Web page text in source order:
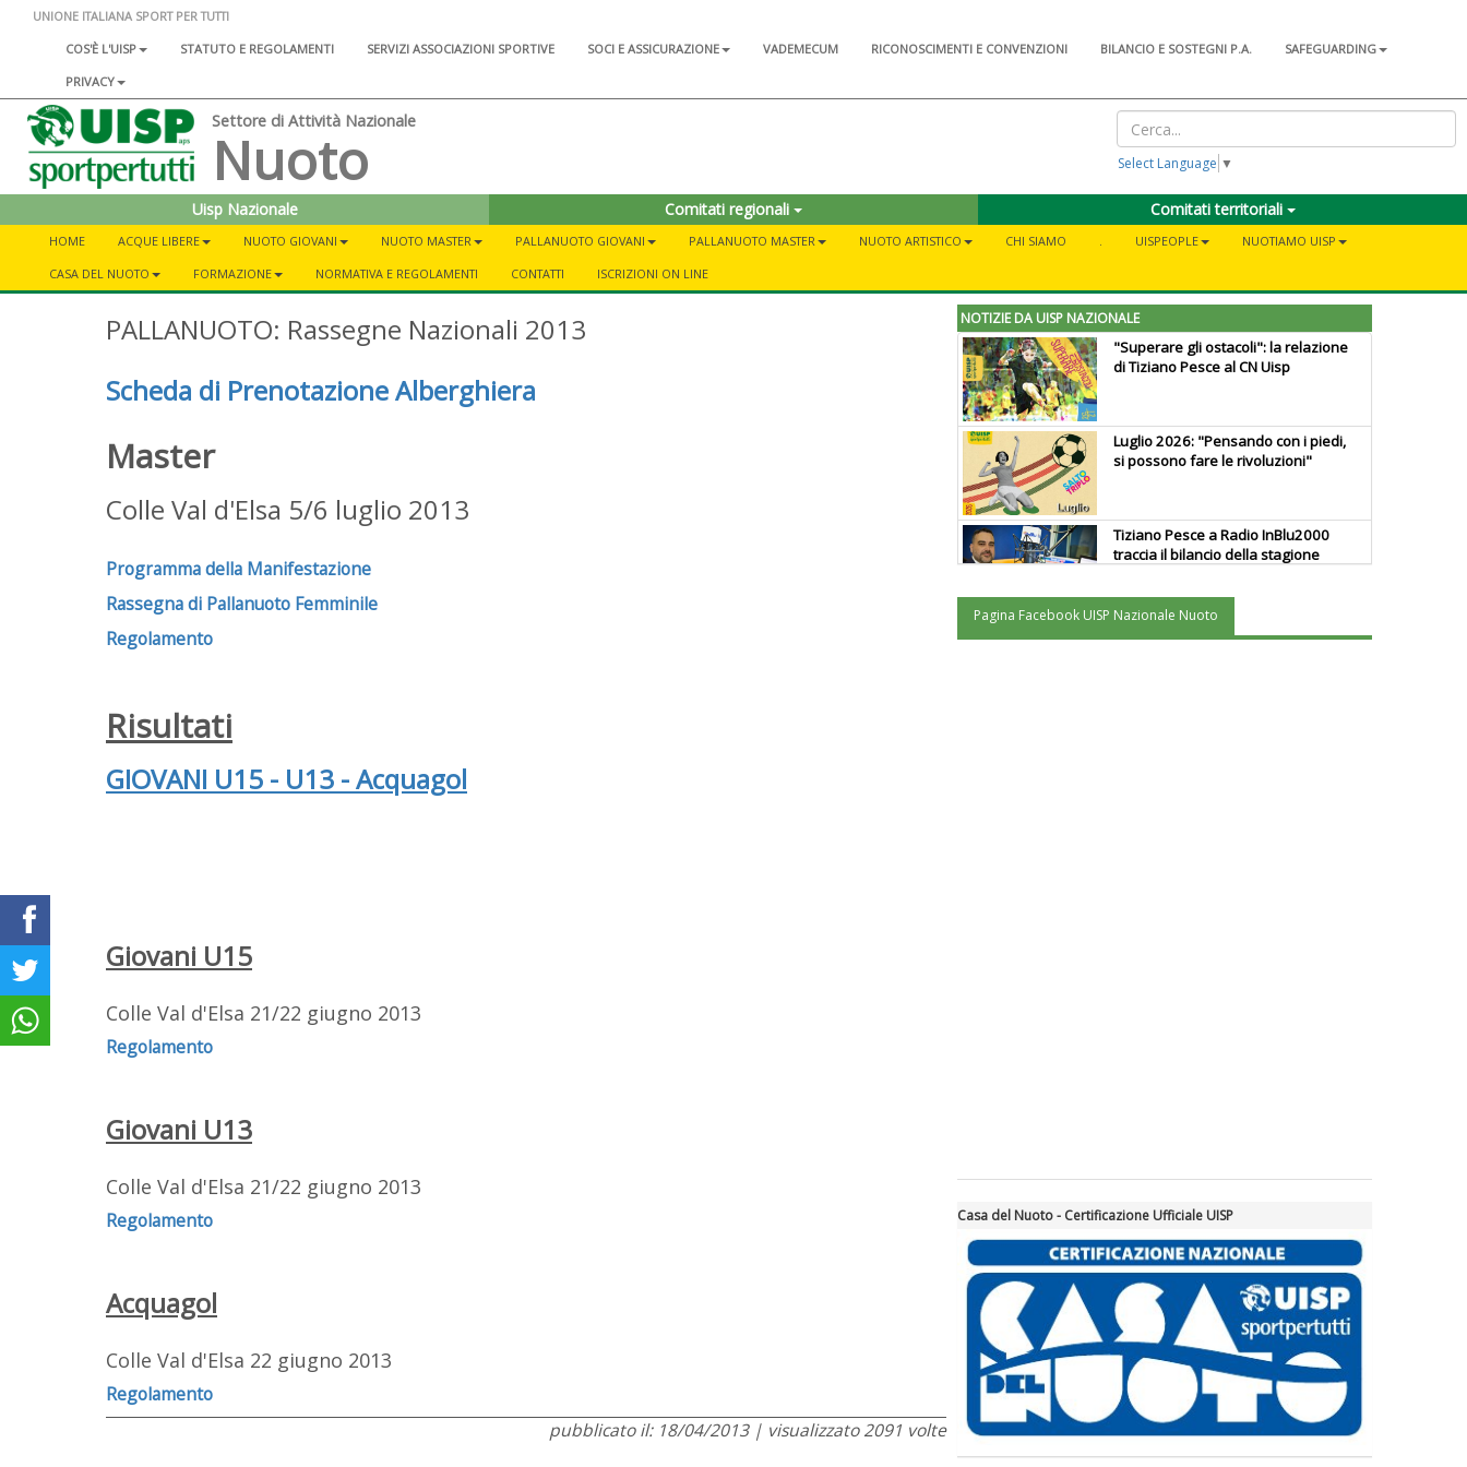
UNIONE ITALIANA SPORT PER TUTTI
COS'È L'UISP
STATUTO E REGOLAMENTI SERVIZI ASSOCIAZIONI SPORTIVE SOCI E ASSICURAZIONE VADEMECUM RICONOSCIMENTI E CONVENZIONI BILANCIO E SOSTEGNI P.A.
SAFEGUARDING
PRIVACY
Settore di Attività Nazionale
Nuoto Select Language ▼
Uisp Nazionale Comitati regionali Comitati territoriali
HOME ACQUE LIBERE NUOTO GIOVANI NUOTO MASTER PALLANUOTO GIOVANI PALLANUOTO MASTER NUOTO ARTISTICO CHI SIAMO UISPEOPLE
NUOTIAMO UISP
CASA DEL NUOTO
FORMAZIONE NORMATIVA E REGOLAMENTI CONTATTI ISCRIZIONI ON LINE
PALLANUOTO: Rassegne Nazionali 2013
Scheda di Prenotazione Alberghiera
Master
Colle Val d'Elsa 5/6 luglio 2013
Programma della Manifestazione
Rassegna di Pallanuoto Femminile
Regolamento
Risultati
GIOVANI U15 - U13 - Acquagol
Giovani U15
Colle Val d'Elsa 21/22 giugno 2013
Regolamento
Giovani U13
Colle Val d'Elsa 21/22 giugno 2013
Regolamento
Acquagol
Colle Val d'Elsa 22 giugno 2013
Regolamento
pubblicato il: 18/04/2013 | visualizzato 2091 volte
NOTIZIE DA UISP NAZIONALE
"Superare gli ostacoli": la relazione
di Tiziano Pesce al CN Uisp
Luglio 2026: "Pensando con i piedi,
si possono fare le rivoluzioni"
Tiziano Pesce a Radio InBlu2000
traccia il bilancio della stagione
Pagina Facebook UISP Nazionale Nuoto
Casa del Nuoto - Certificazione Ufficiale UISP